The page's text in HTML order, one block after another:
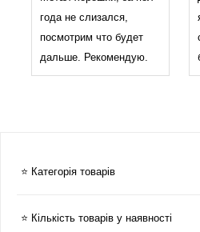
года не слизался,
посмотрим что будет
дальше. Рекомендую.
⭐ Категорія товарів
⭐ Кількість товарів у наявності